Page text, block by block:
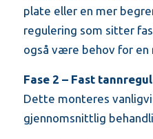
plate eller en mer
regulering som sitter
også være behov for en
Fase 2 – Fast
Dette monteres
gjennomsnittlig